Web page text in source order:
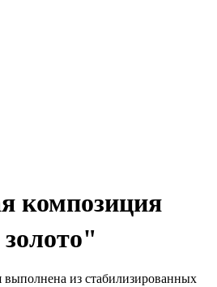
композиция
выполнена из стабилизированных